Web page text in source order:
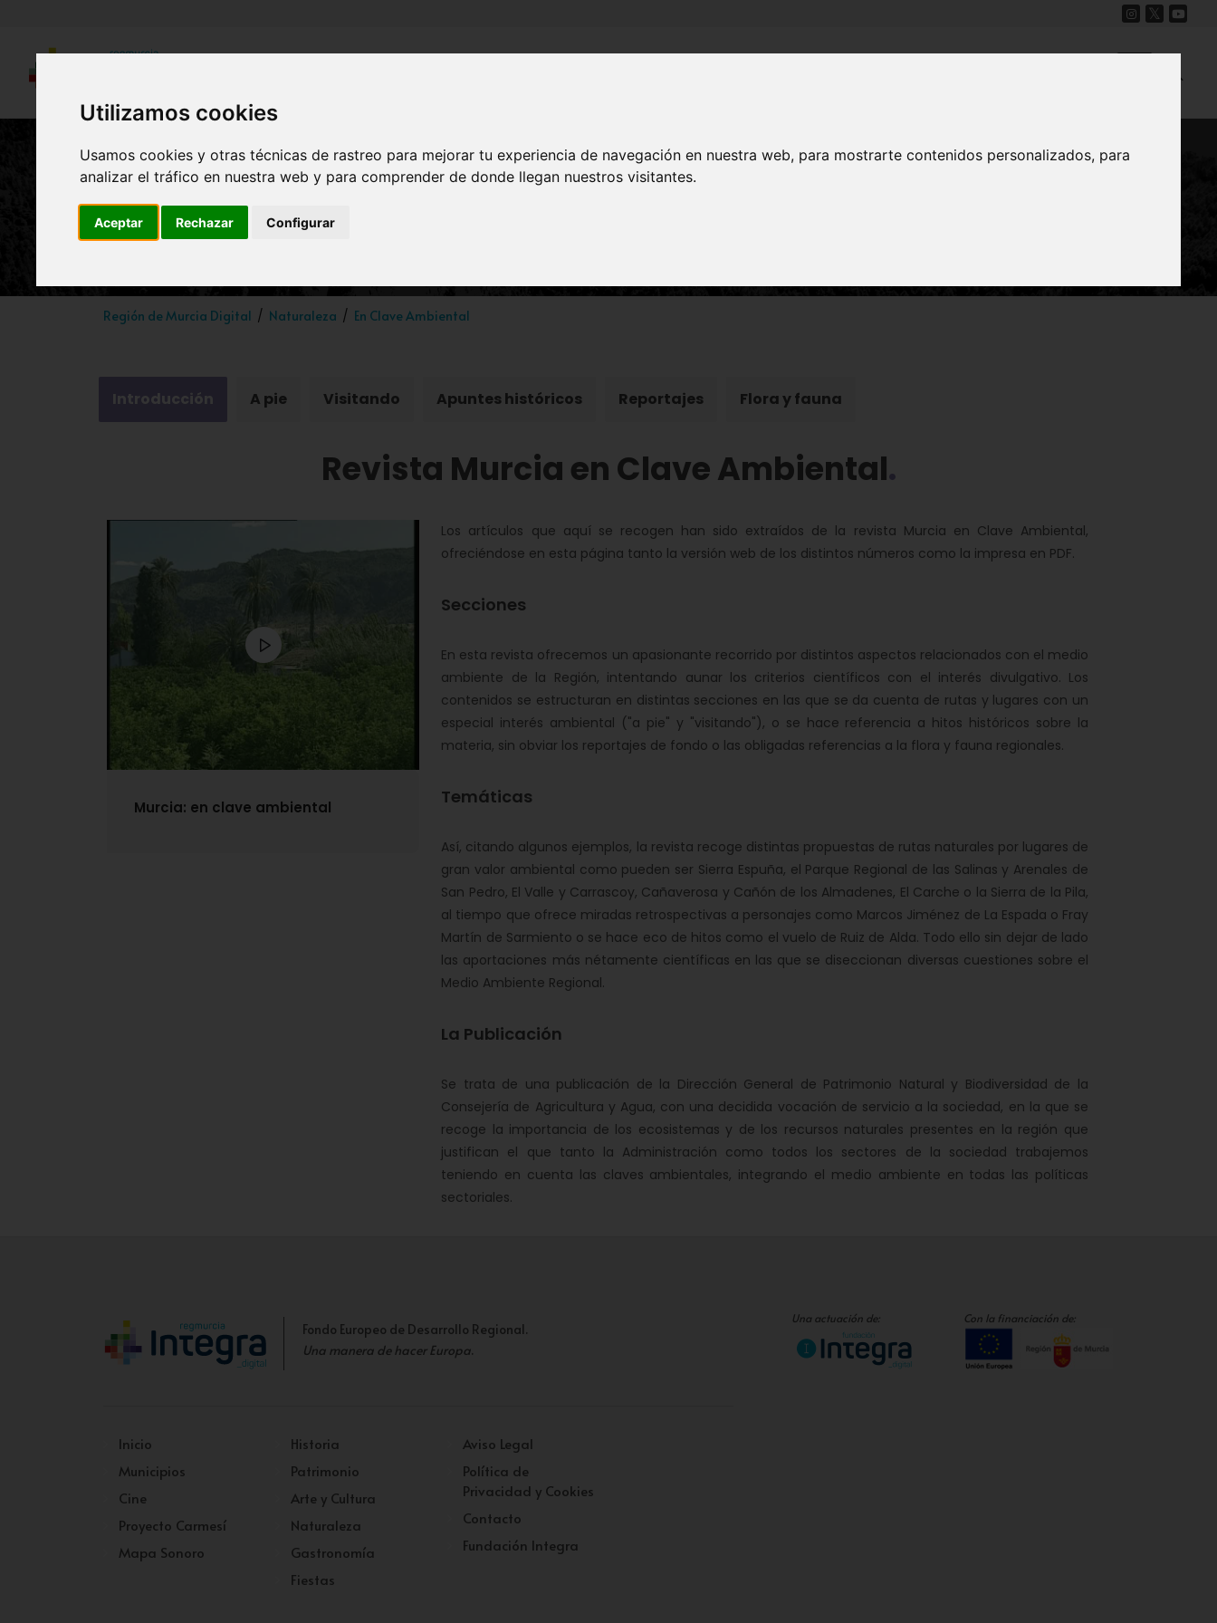
Utilizamos cookies
Usamos cookies y otras técnicas de rastreo para mejorar tu experiencia de navegación en nuestra web, para mostrarte contenidos personalizados, para
analizar el tráfico en nuestra web y para comprender de donde llegan nuestros visitantes.
Aceptar Rechazar Configurar
NATURALEZA
Revista Murcia en Clave Ambiental
Región de Murcia Digital Naturaleza En Clave Ambiental
Introducción A pie Visitando Apuntes históricos Reportajes Flora y fauna
Revista Murcia en Clave Ambiental
Los artículos que aquí se recogen han sido extraídos de la revista Murcia en Clave Ambiental,
ofreciéndose en esta página tanto la versión web de los distintos números como la impresa en PDF.
Secciones
En esta revista ofrecemos un apasionante recorrido por distintos aspectos relacionados con el medio
ambiente de la Región, intentando aunar los criterios científicos con el interés divulgativo. Los
contenidos se estructuran en distintas secciones en las que se da cuenta de rutas y lugares con un
especial interés ambiental ("a pie" y "visitando"), o se hace referencia a hitos históricos sobre la
materia, sin obviar los reportajes de fondo o las obligadas referencias a la flora y fauna regionales.
Temáticas
Así, citando algunos ejemplos, la revista recoge distintas propuestas de rutas naturales por lugares de
gran valor ambiental como pueden ser Sierra Espuña, el Parque Regional de las Salinas y Arenales de
San Pedro, El Valle y Carrascoy, Cañaverosa y Cañón de los Almadenes, El Carche o la Sierra de la Pila,
al tiempo que ofrece miradas retrospectivas a personajes como Marcos Jiménez de La Espada o Fray
Martín de Sarmiento o se hace eco de hitos como el vuelo de Ruiz de Alda. Todo ello sin dejar de lado
las aportaciones más nétamente científicas en las que se diseccionan diversas cuestiones sobre el
Medio Ambiente Regional.
La Publicación
Se trata de una publicación de la Dirección General de Patrimonio Natural y Biodiversidad de la
Consejería de Agricultura y Agua, con una decidida vocación de servicio a la sociedad, en la que se
recoge la importancia de los ecosistemas y de los recursos naturales presentes en la región que
justifican el que tanto la Administración como todos los sectores de la sociedad trabajemos
teniendo en cuenta las claves ambientales, integrando el medio ambiente en todas las políticas
sectoriales.
Murcia: en clave ambiental
Fondo Europeo de Desarrollo Regional.
Una manera de hacer Europa.
Inicio
Municipios
Cine
Proyecto Carmesí
Mapa Sonoro
Historia
Patrimonio
Arte y Cultura
Naturaleza
Gastronomía
Fiestas
Aviso Legal
Política de
Privacidad y Cookies
Contacto
Fundación Integra
Una actuación de: Con la financiación de: